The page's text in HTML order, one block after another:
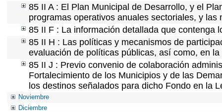
85 II A : El Plan Municipal de Desarrollo, y el
programas operativos anuales sectoriales, y
85 II F : La información detallada que contenga
85 II H : Las políticas y mecanismos de
evaluación de políticas públicas, así como, en
85 II J : Previo convenio de colaboración
Fortalecimiento de los Municipios y de las
los destinos señalados para dicho Fondo en la
Noviembre
Diciembre